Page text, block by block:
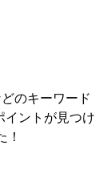
のキーワード
イントが見つけ
！